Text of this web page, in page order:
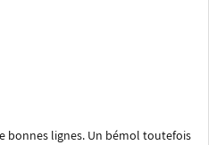
bonnes lignes. Un bémol toutefois